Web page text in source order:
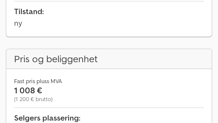
Tilstand:
ny
Pris og beliggenhet
Fast pris pluss MVA
1 008 €
(1 200 € brutto)
Selgers plassering: